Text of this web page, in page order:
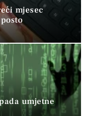
mjesec
umjetne